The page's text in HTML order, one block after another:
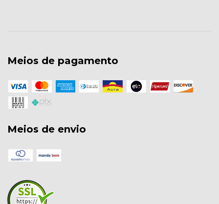
Meios de pagamento
Meios de envio